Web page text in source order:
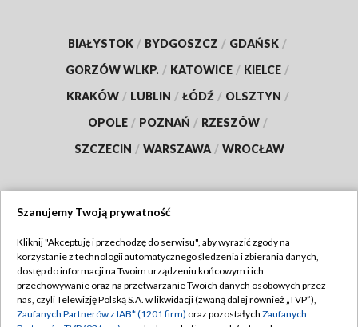
BIAŁYSTOK / BYDGOSZCZ / GDAŃSK /
GORZÓW WLKP. / KATOWICE / KIELCE /
KRAKÓW / LUBLIN / ŁÓDŹ / OLSZTYN /
OPOLE / POZNAŃ / RZESZÓW /
SZCZECIN / WARSZAWA / WROCŁAW
TVP
Abonament TVP
Emisja w TVP
Regulamin TVP
Polityka prywatności
Szanujemy Twoją prywatność
Kliknij "Akceptuję i przechodzę do serwisu", aby wyrazić zgody na
korzystanie z technologii automatycznego śledzenia i zbierania danych,
dostęp do informacji na Twoim urządzeniu końcowym i ich
przechowywanie oraz na przetwarzanie Twoich danych osobowych przez
nas, czyli Telewizję Polską S.A. w likwidacji (zwaną dalej również „TVP”),
Zaufanych Partnerów z IAB* (1201 firm) oraz pozostałych Zaufanych